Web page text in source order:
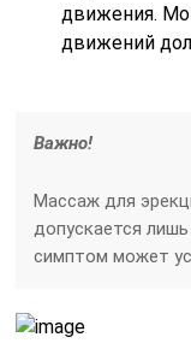
движения.
движений
Важно!
Массаж для
допускается
симптом может